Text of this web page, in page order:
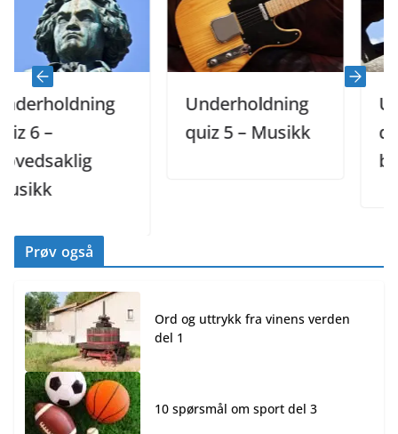
–
Underholdning
quiz 5 – Musikk
Prøv også
Ord og uttrykk fra vinens verden
del 1
10 spørsmål om sport del 3